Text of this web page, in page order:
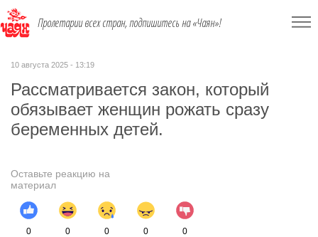
Пролетарии всех стран, подпишитесь на «Чаян»!
10 августа 2025 - 13:19
Рассматривается закон, который
обязывает женщин рожать сразу
беременных детей.
Оставьте реакцию на
материал
0 0 0 0 0